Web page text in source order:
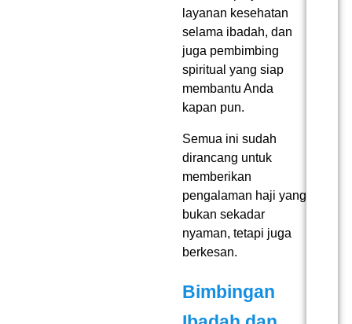
layanan kesehatan
selama ibadah, dan
juga pembimbing
spiritual yang siap
membantu Anda
kapan pun.
Semua ini sudah
dirancang untuk
memberikan
pengalaman haji yang
bukan sekadar
nyaman, tetapi juga
berkesan.
Bimbingan